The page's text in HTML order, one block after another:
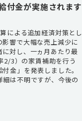
付金が実施されます
による追加経済対策とし
影響で大幅な売上減少に
に対し、一ヵ月あたり最
2/3）の家賃補助を行う
付金」を発表しました。
は不明ですが、今後の